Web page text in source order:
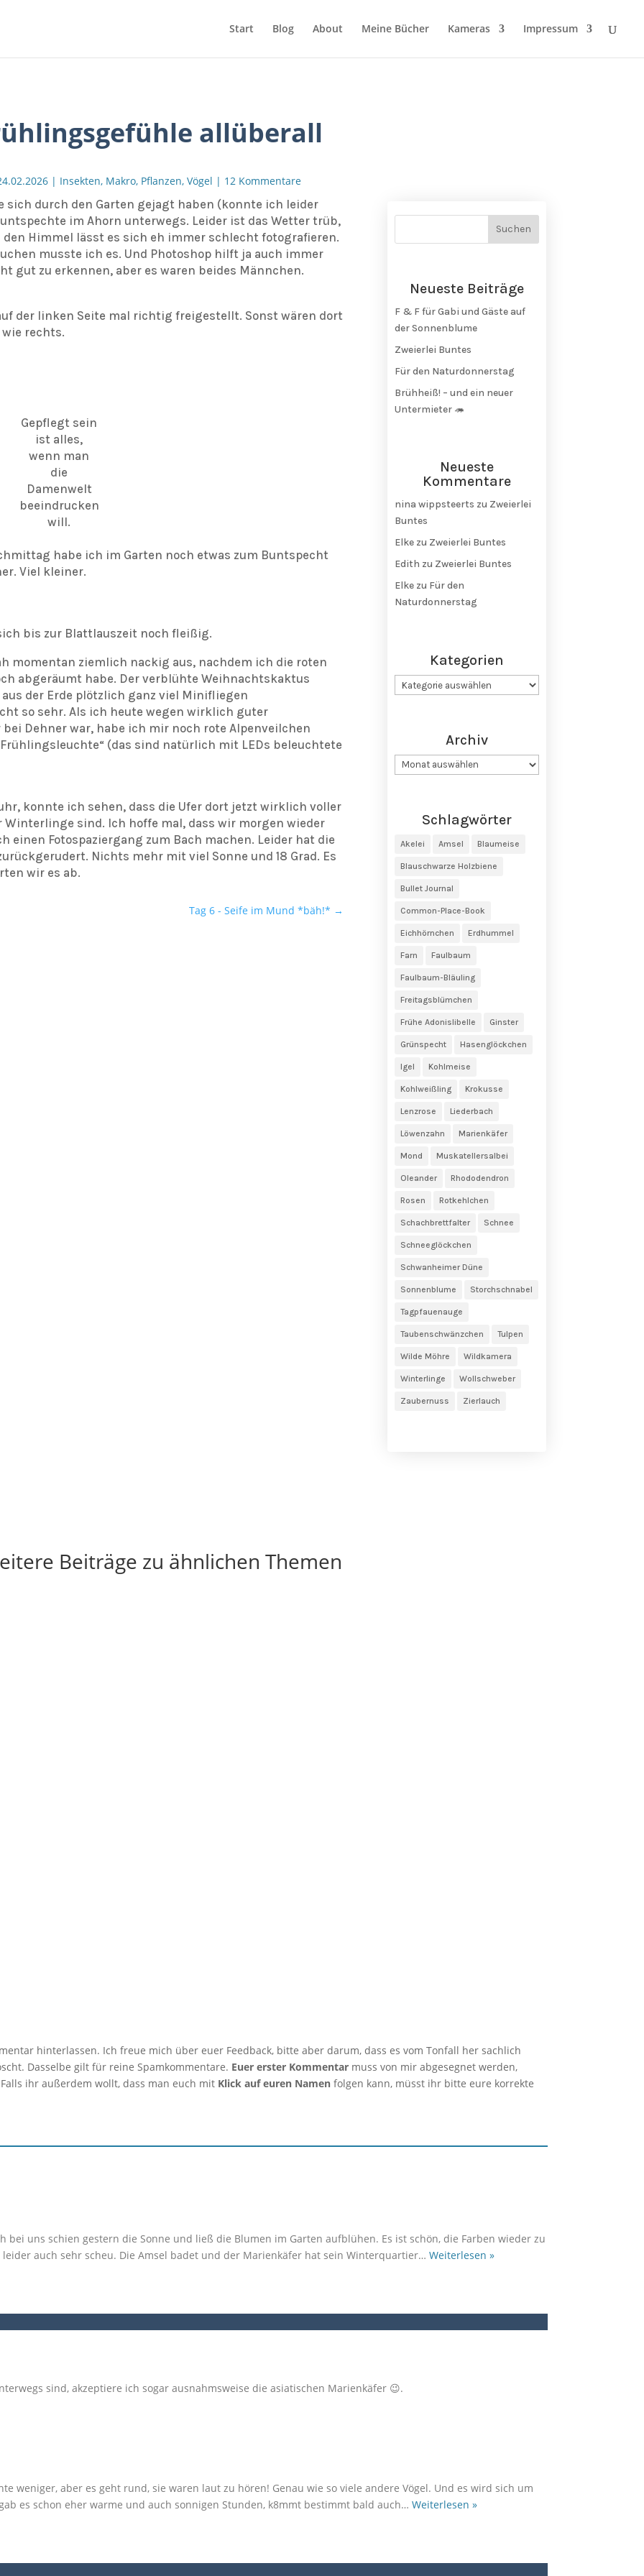
Start Blog About Meine Bücher Kameras Impressum
allüberall
| Insekten, Makro, Pflanzen, Vögel | 12 Kommentare
sich durch den Garten gejagt haben (konnte ich leider
im Ahorn unterwegs. Leider ist das Wetter trüb,
Himmel lässt es sich eh immer schlecht fotografieren.
musste ich es. Und Photoshop hilft ja auch immer
gut zu erkennen, aber es waren beides Männchen.
der linken Seite mal richtig freigestellt. Sonst wären dort
rechts.
Gepflegt sein
ist alles,
wenn man
die
Damenwelt
beeindrucken
will.
habe ich im Garten noch etwas zum Buntspecht
Viel kleiner.
bis zur Blattlauszeit noch fleißig.
momentan ziemlich nackig aus, nachdem ich die roten
abgeräumt habe. Der verblühte Weihnachtskaktus
der Erde plötzlich ganz viel Minifliegen
so sehr. Als ich heute wegen wirklich guter
Dehner war, habe ich mir noch rote Alpenveilchen
(das sind natürlich mit LEDs beleuchtete
konnte ich sehen, dass die Ufer dort jetzt wirklich voller
sind. Ich hoffe mal, dass wir morgen wieder
einen Fotospaziergang zum Bach machen. Leider hat die
Nichts mehr mit viel Sonne und 18 Grad. Es
wir es ab.
Tag 6 - Seife im Mund *bäh!* →
Neueste Beiträge
F & F für Gabi und Gäste auf
der Sonnenblume
Zweierlei Buntes
Für den Naturdonnerstag
Brühheiß! – und ein neuer
Untermieter 🦔
Neueste
Kommentare
nina wippsteerts zu Zweierlei
Buntes
Elke zu Zweierlei Buntes
Edith zu Zweierlei Buntes
Elke zu Für den
Naturdonnerstag
Kategorien
Kategorien
Archiv
Archiv
Schlagwörter
Akelei Amsel Blaumeise
Blauschwarze Holzbiene
Bullet Journal
Common-Place-Book
Eichhörnchen Erdhummel
Farn Faulbaum
Faulbaum-Bläuling
Freitagsblümchen
Frühe Adonislibelle Ginster
Grünspecht Hasenglöckchen
Igel Kohlmeise
Kohlweißling Krokusse
Lenzrose Liederbach
Löwenzahn Marienkäfer
Mond Muskatellersalbei
Oleander Rhododendron
Rosen Rotkehlchen
Schachbrettfalter Schnee
Schneeglöckchen
Schwanheimer Düne
Sonnenblume Storchschnabel
Tagpfauenauge
Taubenschwänzchen Tulpen
Wilde Möhre Wildkamera
Winterlinge Wollschweber
Zaubernuss Zierlauch
Beiträge zu ähnlichen Themen
hinterlassen. Ich freue mich über euer Feedback, bitte aber darum, dass es vom Tonfall her sachlich
Dasselbe gilt für reine Spamkommentare. Euer erster Kommentar muss von mir abgesegnet werden,
ihr außerdem wollt, dass man euch mit Klick auf euren Namen folgen kann, müsst ihr bitte eure korrekte
bei uns schien gestern die Sonne und ließ die Blumen im Garten aufblühen. Es ist schön, die Farben wieder zu
auch sehr scheu. Die Amsel badet und der Marienkäfer hat sein Winterquartier…Weiterlesen »
sind, akzeptiere ich sogar ausnahmsweise die asiatischen Marienkäfer 😉.
weniger, aber es geht rund, sie waren laut zu hören! Genau wie so viele andere Vögel. Und es wird sich um
es schon eher warme und auch sonnigen Stunden, k8mmt bestimmt bald auch…Weiterlesen »